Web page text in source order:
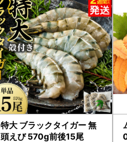
特大 ブラックタイガー 無
頭えび 570g前後15尾